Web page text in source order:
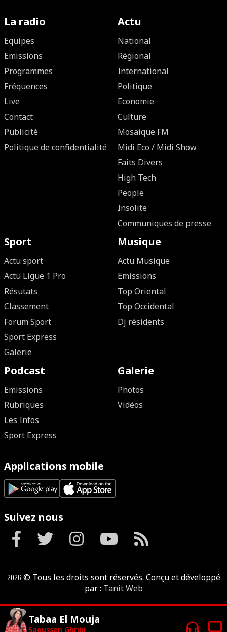
La radio
Equipes
Emissions
Programmes
Fréquences
Live
Contact
Publicité
Politique de confidentialité
Actu
National
Régional
International
Politique
Economie
Culture
Mosaique FM
Midi Eco / Midi Show
Faits Divers
High Tech
People
Insolite
Communiques de presse
Sport
Actu sport
Actu Ligue 1 Pro
Résutats
Classement
Forum Sport
Sport Express
Galerie
Musique
Actu Musique
Emissions
Top Oriental
Top Occidental
Dj résidents
Podcast
Emissions
Rubriques
Les Infos
Sport Express
Galerie
Photos
Vidéos
Applications mobile
Suivez nous
2026 © Tous les droits sont réservés. Conçu et développé
par : Tanit Web
Tabaa El Mouja
Saoussen Ghribi headphones tv